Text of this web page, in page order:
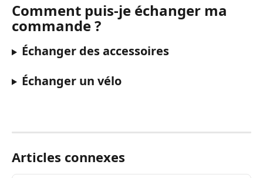
Comment puis-je échanger ma
commande ?
Échanger des accessoires
Échanger un vélo
Articles connexes